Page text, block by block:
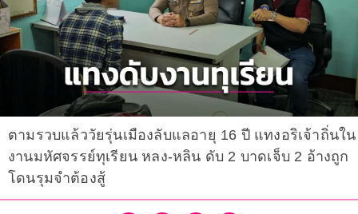
ตามรวบแล้ววัยรุ่นเมืองลับแลอายุ 16 ปี แทงอริเจ้าถิ่นใน
งานมหัศจรรย์ทุเรียน หลง-หลิน ดับ 2 บาดเจ็บ 2 อ้างถูก
โดนรุมจำต้องสู้